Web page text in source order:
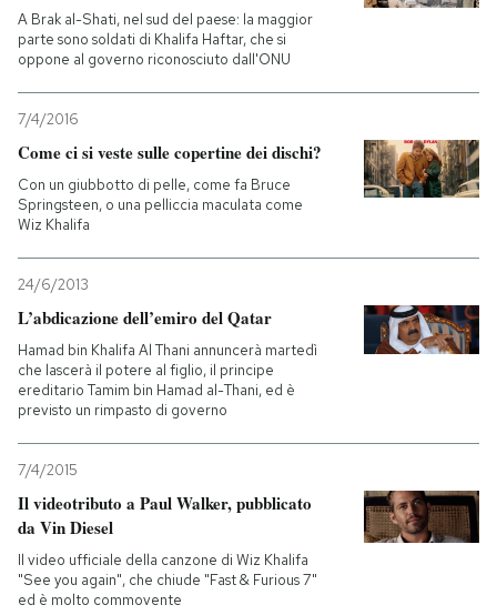
A Brak al-Shati, nel sud del paese: la maggior
parte sono soldati di Khalifa Haftar, che si
oppone al governo riconosciuto dall'ONU
7/4/2016
Come ci si veste sulle copertine dei dischi?
Con un giubbotto di pelle, come fa Bruce
Springsteen, o una pelliccia maculata come
Wiz Khalifa
24/6/2013
L’abdicazione dell’emiro del Qatar
Hamad bin Khalifa Al Thani annuncerà martedì
che lascerà il potere al figlio, il principe
ereditario Tamim bin Hamad al-Thani, ed è
previsto un rimpasto di governo
7/4/2015
Il videotributo a Paul Walker, pubblicato
da Vin Diesel
Il video ufficiale della canzone di Wiz Khalifa
"See you again", che chiude "Fast & Furious 7"
ed è molto commovente